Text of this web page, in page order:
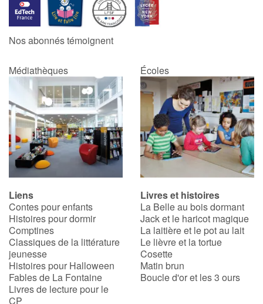
Nos abonnés témoignent
Médiathèques Écoles
Liens
Contes pour enfants
Histoires pour dormir
Comptines
Classiques de la littérature
jeunesse
Histoires pour Halloween
Fables de La Fontaine
Livres de lecture pour le
CP
Livres et histoires
La Belle au bois dormant
Jack et le haricot magique
La laitière et le pot au lait
Le lièvre et la tortue
Cosette
Matin brun
Boucle d'or et les 3 ours